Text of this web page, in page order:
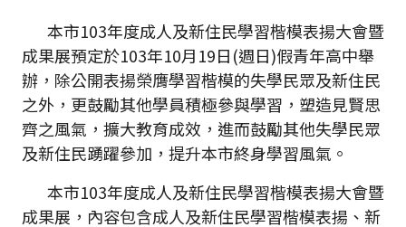
本市103年度成人及新住民學習楷模表揚大會暨
成果展預定於103年10月19日(週日)假青年高中舉
辦，除公開表揚榮膺學習楷模的失學民眾及新住民
之外，更鼓勵其他學員積極參與學習，塑造見賢思
齊之風氣，擴大教育成效，進而鼓勵其他失學民眾
及新住民踴躍參加，提升本市終身學習風氣。
本市103年度成人及新住民學習楷模表揚大會暨
成果展，內容包含成人及新住民學習楷模表揚、新